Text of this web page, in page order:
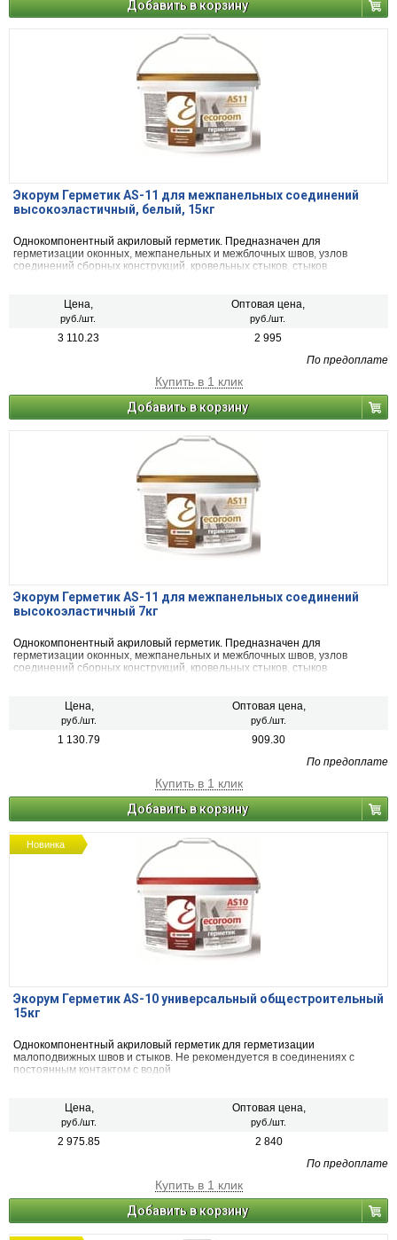
Добавить в корзину
Экорум Герметик AS-11 для межпанельных соединений
высокоэластичный, белый, 15кг
Однокомпонентный акриловый герметик. Предназначен для
герметизации оконных, межпанельных и межблочных швов, узлов
соединений сборных конструкций, кровельных стыков, стыков
Цена,
руб./шт.
Оптовая цена,
руб./шт.
3 110.23
2 995
По предоплате
Купить в 1 клик
Добавить в корзину
Экорум Герметик AS-11 для межпанельных соединений
высокоэластичный 7кг
Однокомпонентный акриловый герметик. Предназначен для
герметизации оконных, межпанельных и межблочных швов, узлов
соединений сборных конструкций, кровельных стыков, стыков
Цена,
руб./шт.
Оптовая цена,
руб./шт.
1 130.79
909.30
По предоплате
Купить в 1 клик
Добавить в корзину
Новинка
Экорум Герметик AS-10 универсальный общестроительный
15кг
Однокомпонентный акриловый герметик для герметизации
малоподвижных швов и стыков. Не рекомендуется в соединениях с
постоянным контактом с водой
Цена,
руб./шт.
Оптовая цена,
руб./шт.
2 975.85
2 840
По предоплате
Купить в 1 клик
Добавить в корзину